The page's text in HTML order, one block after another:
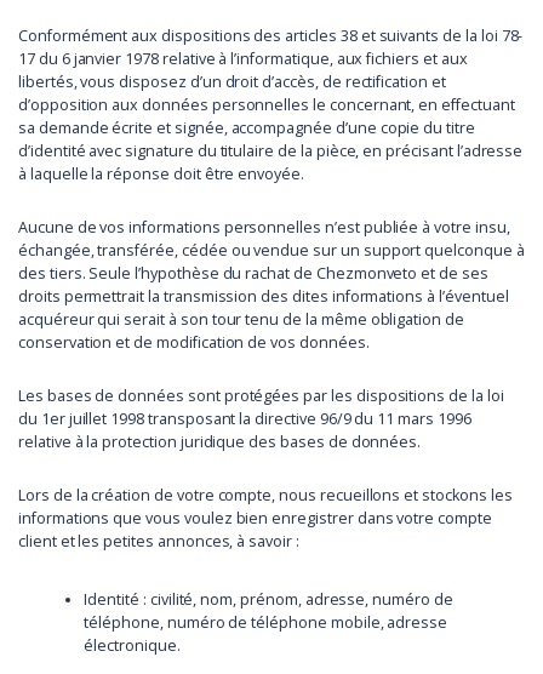
Conformément aux dispositions des articles 38 et suivants de la loi 78-
17 du 6 janvier 1978 relative à l’informatique, aux fichiers et aux
libertés, vous disposez d’un droit d’accès, de rectification et
d’opposition aux données personnelles le concernant, en effectuant
sa demande écrite et signée, accompagnée d’une copie du titre
d’identité avec signature du titulaire de la pièce, en précisant l’adresse
à laquelle la réponse doit être envoyée.
Aucune de vos informations personnelles n’est publiée à votre insu,
échangée, transférée, cédée ou vendue sur un support quelconque à
des tiers. Seule l’hypothèse du rachat de Chezmonveto et de ses
droits permettrait la transmission des dites informations à l’éventuel
acquéreur qui serait à son tour tenu de la même obligation de
conservation et de modification de vos données.
Les bases de données sont protégées par les dispositions de la loi
du 1er juillet 1998 transposant la directive 96/9 du 11 mars 1996
relative à la protection juridique des bases de données.
Lors de la création de votre compte, nous recueillons et stockons les
informations que vous voulez bien enregistrer dans votre compte
client et les petites annonces, à savoir :
Identité : civilité, nom, prénom, adresse, numéro de
téléphone, numéro de téléphone mobile, adresse
électronique.